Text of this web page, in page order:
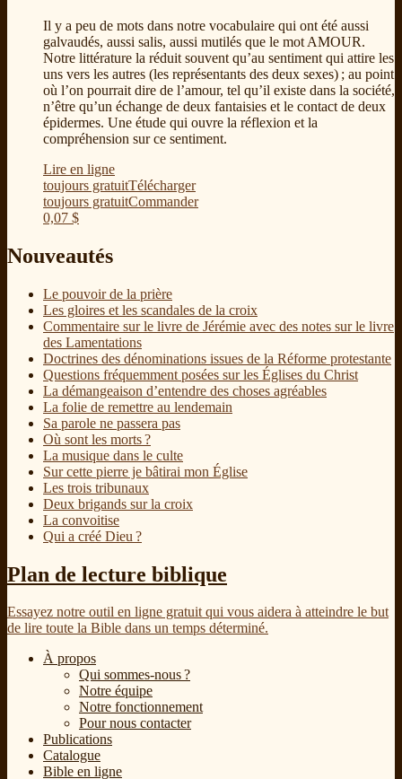
Il y a peu de mots dans notre vocabulaire qui ont été aussi
galvaudés, aussi salis, aussi mutilés que le mot AMOUR.
Notre littérature la réduit souvent qu’au sentiment qui attire les
uns vers les autres (les représentants des deux sexes) ; au point
où l’on pourrait dire de l’amour, tel qu’il existe dans la société,
n’être qu’un échange de deux fantaisies et le contact de deux
épidermes. Une étude qui ouvre la réflexion et la
compréhension sur ce sentiment.
Lire en ligne
toujours gratuitTélécharger
toujours gratuitCommander
0,07 $
Nouveautés
Le pouvoir de la prière
Les gloires et les scandales de la croix
Commentaire sur le livre de Jérémie avec des notes sur le livre
des Lamentations
Doctrines des dénominations issues de la Réforme protestante
Questions fréquemment posées sur les Églises du Christ
La démangeaison d’entendre des choses agréables
La folie de remettre au lendemain
Sa parole ne passera pas
Où sont les morts ?
La musique dans le culte
Sur cette pierre je bâtirai mon Église
Les trois tribunaux
Deux brigands sur la croix
La convoitise
Qui a créé Dieu ?
Plan de lecture biblique
Essayez notre outil en ligne gratuit qui vous aidera à atteindre le but
de lire toute la Bible dans un temps déterminé.
À propos
Qui sommes-nous ?
Notre équipe
Notre fonctionnement
Pour nous contacter
Publications
Catalogue
Bible en ligne